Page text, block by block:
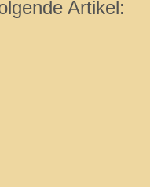
Artikel: